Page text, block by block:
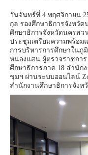
วันจันทร์ที่ 4 พฤศจิกายน
กุล รองศึกษาธิการจังหวั
ศึกษาธิการจังหวัดนครสว
ประชุมเตรียมความพร้อม
การบริหารการศึกษาในภู
หนองแสน ผู้ตรวจราชกา
ศึกษาธิการภาค 18 สำนัก
ชุมฯ ผ่านระบบออนไลน์
สำนักงานศึกษาธิการจังห